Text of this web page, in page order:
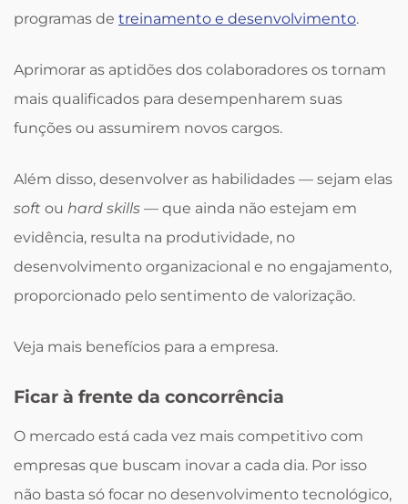
programas de treinamento e desenvolvimento.
Aprimorar as aptidões dos colaboradores os tornam
mais qualificados para desempenharem suas
funções ou assumirem novos cargos.
Além disso, desenvolver as habilidades — sejam elas
soft ou hard skills — que ainda não estejam em
evidência, resulta na produtividade, no
desenvolvimento organizacional e no engajamento,
proporcionado pelo sentimento de valorização.
Veja mais benefícios para a empresa.
Ficar à frente da concorrência
O mercado está cada vez mais competitivo com
empresas que buscam inovar a cada dia. Por isso
não basta só focar no desenvolvimento tecnológico,